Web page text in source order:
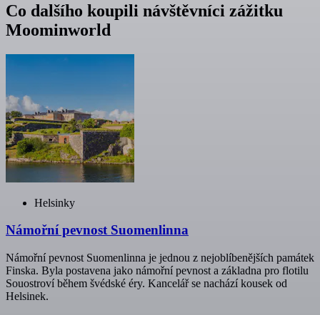
Co dalšího koupili návštěvníci zážitku
Moominworld
Helsinky
Námořní pevnost Suomenlinna
Námořní pevnost Suomenlinna je jednou z nejoblíbenějších památek
Finska. Byla postavena jako námořní pevnost a základna pro flotilu
Souostroví během švédské éry. Kancelář se nachází kousek od
Helsinek.